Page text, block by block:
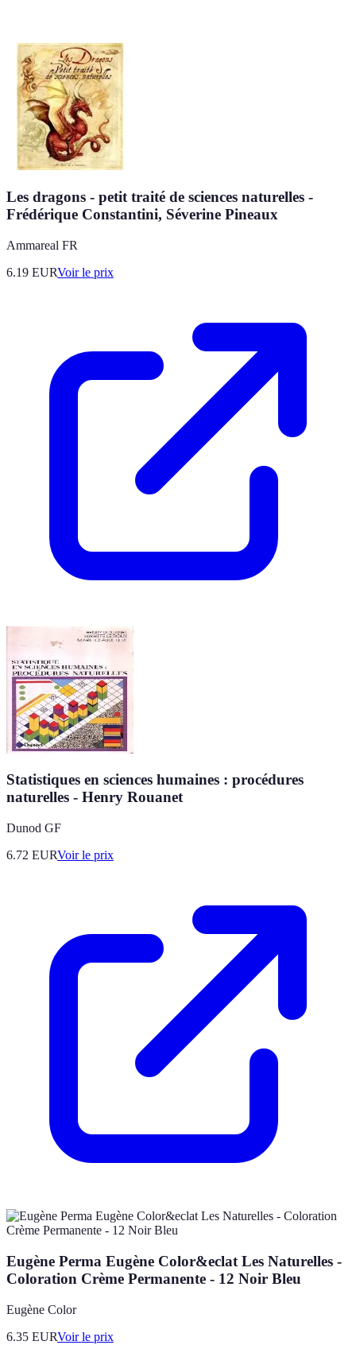
Les dragons - petit traité de sciences naturelles -
Frédérique Constantini, Séverine Pineaux
Ammareal FR
6.19 EURVoir le prix
Statistiques en sciences humaines : procédures
naturelles - Henry Rouanet
Dunod GF
6.72 EURVoir le prix
Eugène Perma Eugène Color&eclat Les Naturelles -
Coloration Crème Permanente - 12 Noir Bleu
Eugène Color
6.35 EURVoir le prix